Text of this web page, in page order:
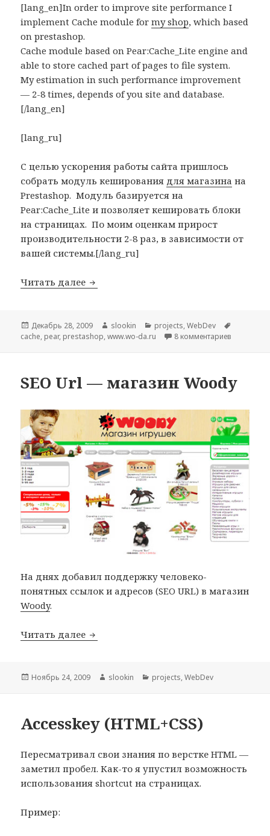
[lang_en]In order to improve site performance I
implement Cache module formy shop, which based
on prestashop.
Cache module based on Pear:Cache_Lite engine and
able to store cached part of pages to file system.
My estimation in such performance improvement
— 2-8 times, depends of you site and database.
[/lang_en]
[lang_ru]
С целью ускорения работы сайта пришлось
собрать модуль кеширования для магазина на
Prestashop. Модуль базируется на
Pear:Cache_Lite и позволяет кешировать блоки
на страницах. По моим оценкам прирост
производительности 2-8 раз, в зависимости от
вашей системы.[/lang_ru]
Читать далее Cache module : Prestashop
Опубликовано
Декабрь 28, 2009 Автор
slookin Рубрики
projects,WebDev
cache, pear, prestashop,www.wo-da.ru 8 комментариев
SEO Url — магазин Woody
На днях добавил поддержку человеко-
понятных ссылок и адресов (SEO URL) в магазин
Woody.
Читать далее SEO Url — магазин Woody
Опубликовано
Ноябрь 24, 2009 Автор
slookin Рубрики
projects,WebDev
Accesskey (HTML+CSS)
Пересматривал свои знания по верстке HTML —
заметил пробел. Как-то я упустил возможность
использования shortcut на страницах.
Пример: